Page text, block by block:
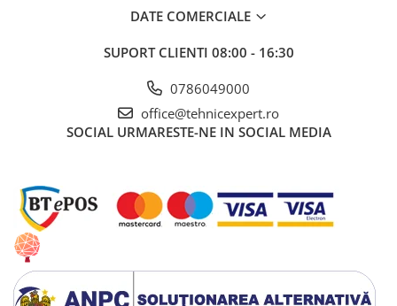
DATE COMERCIALE
SUPORT CLIENTI 08:00 - 16:30
0786049000
office@tehnicexpert.ro
SOCIAL URMARESTE-NE IN SOCIAL MEDIA